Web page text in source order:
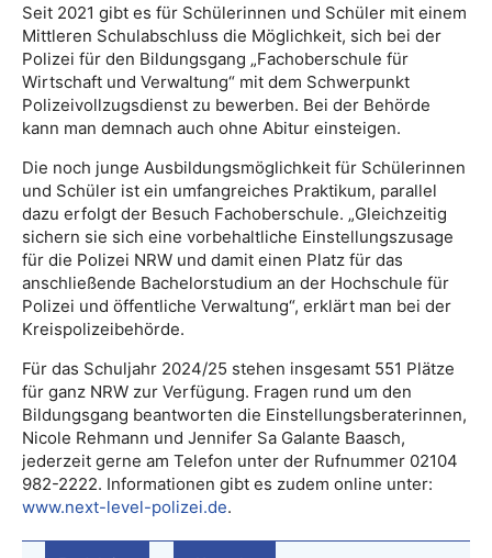
Seit 2021 gibt es für Schülerinnen und Schüler mit einem
Mittleren Schulabschluss die Möglichkeit, sich bei der
Polizei für den Bildungsgang „Fachoberschule für
Wirtschaft und Verwaltung“ mit dem Schwerpunkt
Polizeivollzugsdienst zu bewerben. Bei der Behörde
kann man demnach auch ohne Abitur einsteigen.
Die noch junge Ausbildungsmöglichkeit für Schülerinnen
und Schüler ist ein umfangreiches Praktikum, parallel
dazu erfolgt der Besuch Fachoberschule. „Gleichzeitig
sichern sie sich eine vorbehaltliche Einstellungszusage
für die Polizei NRW und damit einen Platz für das
anschließende Bachelorstudium an der Hochschule für
Polizei und öffentliche Verwaltung“, erklärt man bei der
Kreispolizeibehörde.
Für das Schuljahr 2024/25 stehen insgesamt 551 Plätze
für ganz NRW zur Verfügung. Fragen rund um den
Bildungsgang beantworten die Einstellungsberaterinnen,
Nicole Rehmann und Jennifer Sa Galante Baasch,
jederzeit gerne am Telefon unter der Rufnummer 02104
982-2222. Informationen gibt es zudem online unter:
www.next-level-polizei.de.